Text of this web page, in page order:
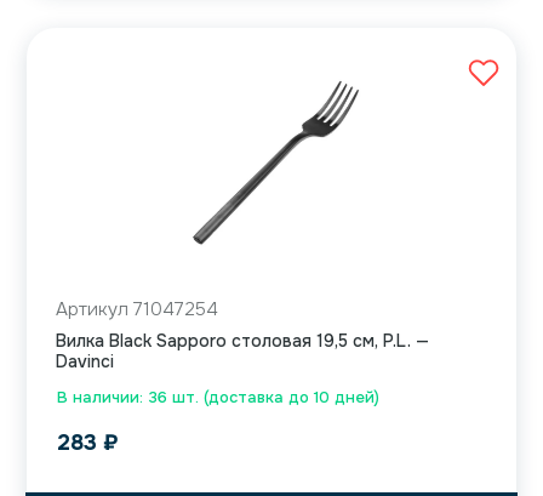
В наличии: 36 шт. (доставка до 10 дней)
Артикул 71047254
Вилка Black Sapporo столовая 19,5 см, P.L. —
Davinci
283 ₽